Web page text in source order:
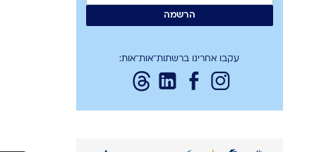
עקבו אחרינו ברשתות־אות־אות: